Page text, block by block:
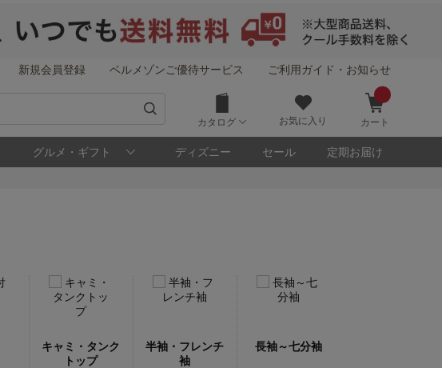
新規会員登録 ベルメゾンご優待サービス ご利用ガイド・お知らせ
カタログ お気に入り カート
グルメ・ギフト ディズニー セール 定期お届け
キャミ・タンク
トップ
半袖・フレンチ
袖
長袖～七分袖